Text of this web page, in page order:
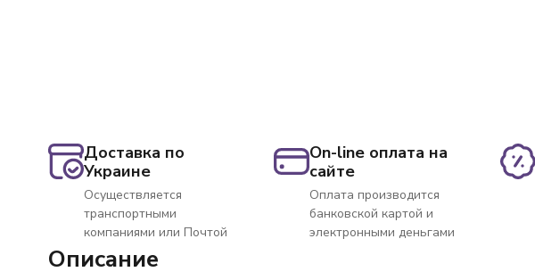
Доставка по
Украине
Осуществляется
транспортными
компаниями или Почтой
On-line оплата на
сайте
Оплата производится
банковской картой и
электронными деньгами
Описание